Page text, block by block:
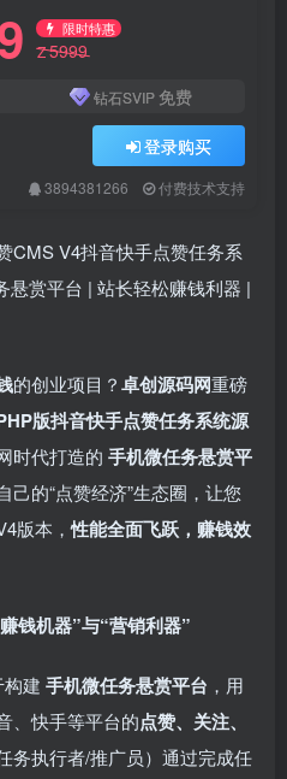
限时特惠
Z5999
钻石SVIP 免费
登录购买
3894381266 付费技术支持
CMS V4抖音快手点赞任务系
悬赏平台 | 站长轻松赚钱利器 |
的创业项目？卓创源码网重磅
版抖音快手点赞任务系统源
时代打造的 手机微任务悬赏平
己的“点赞经济”生态圈，让您
版本，​性能全面飞跃，赚钱效
钱机器”与“营销利器”​
建 手机微任务悬赏平台 ，用
、快手等平台的点赞、关注、
务执行者/推广员）通过完成任